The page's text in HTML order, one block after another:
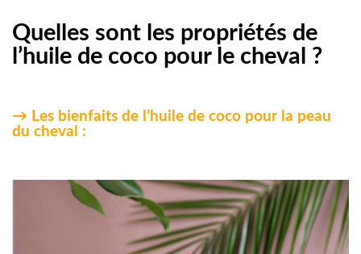
Quelles sont les propriétés de
l’huile de coco pour le cheval ?
→ Les bienfaits de l’huile de coco pour la peau
du cheval :